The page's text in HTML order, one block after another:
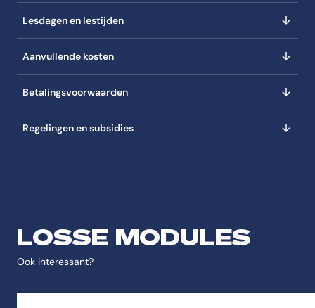
Lesdagen en lestijden
Aanvullende kosten
Betalingsvoorwaarden
Regelingen en subsidies
LOSSE MODULES
Ook interessant?